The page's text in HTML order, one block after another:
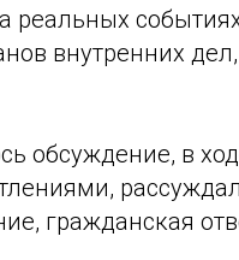
реальных
внутренних
обсуждение, в
гражданская